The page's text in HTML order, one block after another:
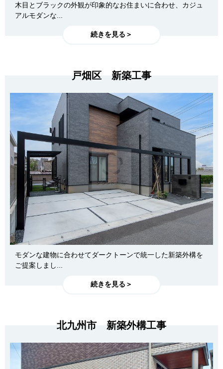
木目とブラックの外観が印象的なお住まいに合わせ、カジュ
アルモダンな...
続きを見る＞
戸畑区 新築工事
モダンな建物に合わせてダークトーンで統一した新築外構を
ご提案しまし...
続きを見る＞
北九州市 新築外構工事